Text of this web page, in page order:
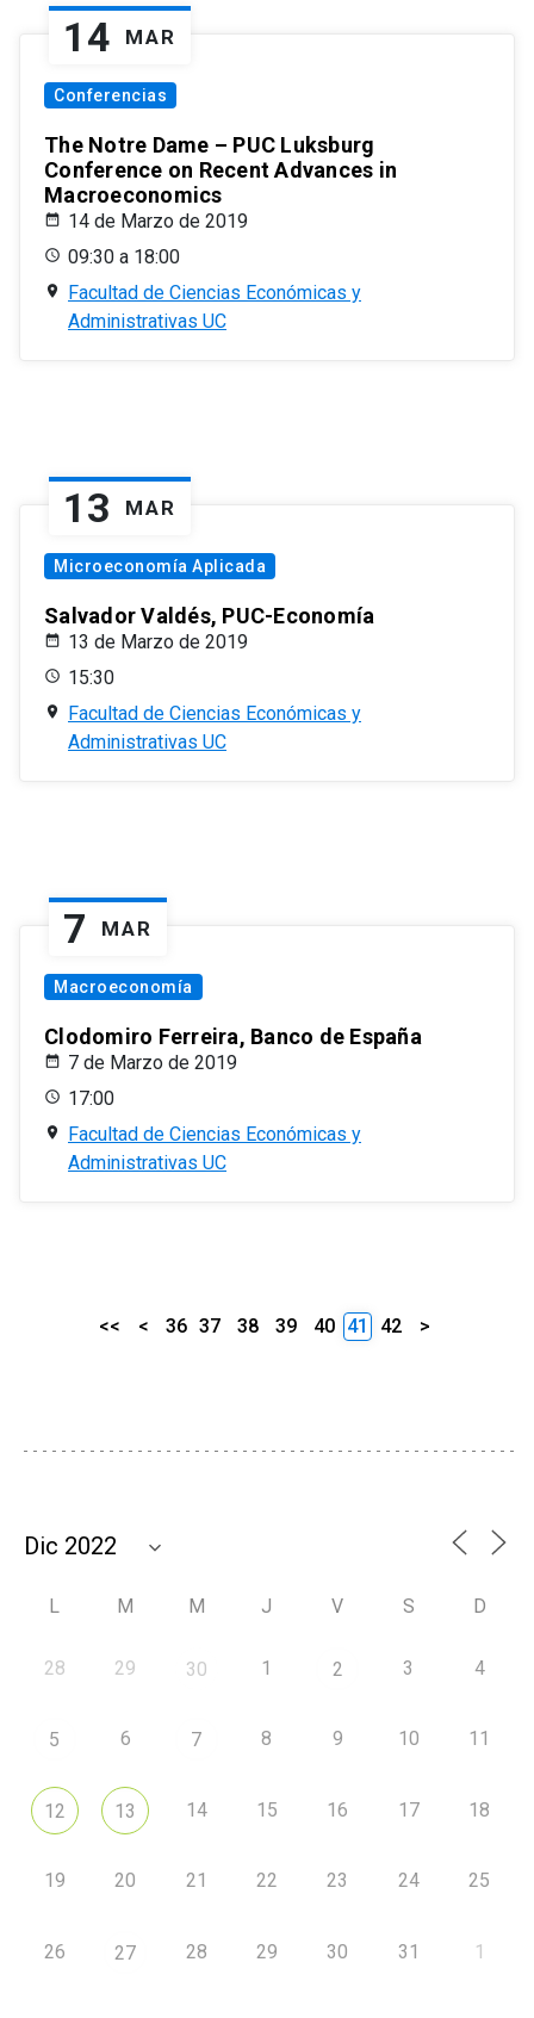
14 MAR
Conferencias
The Notre Dame – PUC Luksburg
Conference on Recent Advances in
Macroeconomics
14 de Marzo de 2019
09:30 a 18:00
Facultad de Ciencias Económicas y
Administrativas UC
13 MAR
Microeconomía Aplicada
Salvador Valdés, PUC-Economía
13 de Marzo de 2019
15:30
Facultad de Ciencias Económicas y
Administrativas UC
7 MAR
Macroeconomía
Clodomiro Ferreira, Banco de España
7 de Marzo de 2019
17:00
Facultad de Ciencias Económicas y
Administrativas UC
<< < 36 37 38 39 40 41 42 >
L M M J V S D
28 29 30 1 2 3 4
5 6 7 8 9 10 11
12 13 14 15 16 17 18
19 20 21 22 23 24 25
26 27 28 29 30 31 1